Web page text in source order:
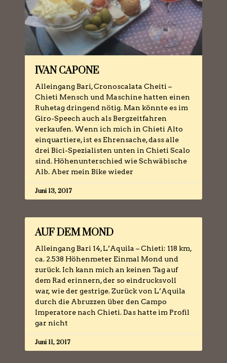
IVAN CAPONE
Alleingang Bari, Cronoscalata Cheiti –
Chieti Mensch und Maschine hatten einen
Ruhetag dringend nötig. Man könnte es im
Giro-Speech auch als Bergzeitfahren
verkaufen. Wenn ich mich in Chieti Alto
einquartiere, ist es Ehrensache, dass alle
drei Bici-Spezialisten unten in Chieti Scalo
sind. Höhenunterschied wie Schwäbische
Alb. Aber mein Bike wieder
Juni 13, 2017
AUF DEM MOND
Alleingang Bari 14, L’Aquila – Chieti: 118 km,
ca. 2.538 Höhenmeter Einmal Mond und
zurück. Ich kann mich an keinen Tag auf
dem Rad erinnern, der so eindrucksvoll
war, wie der gestrige. Zurück von L’Aquila
durch die Abruzzen über den Campo
Imperatore nach Chieti. Das hatte im Profil
gar nicht
Juni 11, 2017